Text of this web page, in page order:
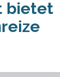
bietet